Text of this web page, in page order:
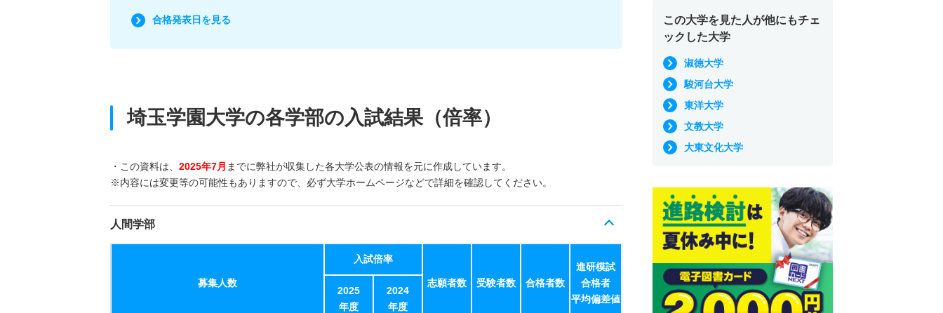
合格発表日を見る
埼玉学園大学の各学部の入試結果（倍率）
・この資料は、 2025年7月 までに弊社が収集した各大学公表の情報を元に作成しています。
※内容には変更等の可能性もありますので、必ず大学ホームページなどで詳細を確認してください。
人間学部
募集人数
入試倍率
志願者数 受験者数 合格者数
進研模試
合格者
平均偏差値
2025
年度
2024
年度
この大学を見た人が他にもチェ
ックした大学
淑徳大学
駿河台大学
東洋大学
文教大学
大東文化大学